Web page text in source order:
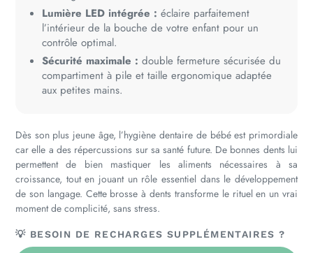
Lumière LED intégrée : éclaire parfaitement
l’intérieur de la bouche de votre enfant pour un
contrôle optimal.
Sécurité maximale : double fermeture sécurisée du
compartiment à pile et taille ergonomique adaptée
aux petites mains.
Dès son plus jeune âge, l’hygiène dentaire de bébé est primordiale
car elle a des répercussions sur sa santé future. De bonnes dents lui
permettent de bien mastiquer les aliments nécessaires à sa
croissance, tout en jouant un rôle essentiel dans le développement
de son langage. Cette brosse à dents transforme le rituel en un vrai
moment de complicité, sans stress.
💡 BESOIN DE RECHARGES SUPPLÉMENTAIRES ?